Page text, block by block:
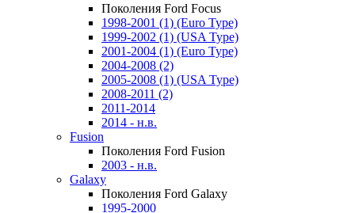
Поколения Ford Focus
1998-2001 (1) (Euro Type)
1999-2002 (1) (USA Type)
2001-2004 (1) (Euro Type)
2004-2008 (2)
2005-2008 (1) (USA Type)
2008-2011 (2)
2011-2014
2014 - н.в.
Fusion
Поколения Ford Fusion
2003 - н.в.
Galaxy
Поколения Ford Galaxy
1995-2000